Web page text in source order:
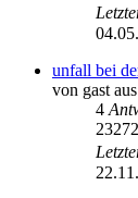
unfall bei
von gast
4
23272